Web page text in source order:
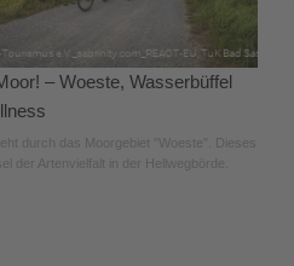
– Woeste, Wasserbüffel
durch das Moorgebiet "Woeste". Dieses
der Artenvielfalt in der Hellwegbörde.